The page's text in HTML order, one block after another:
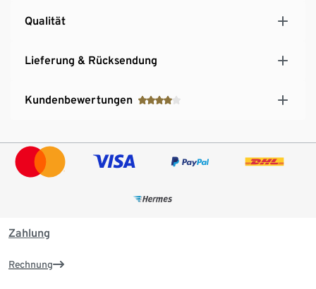
Qualität
Lieferung & Rücksendung
Kundenbewertungen
Zahlung
Rechnung